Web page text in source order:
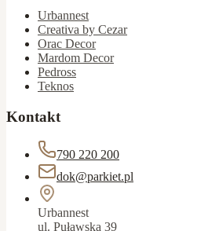
Urbannest
Creativa by Cezar
Orac Decor
Mardom Decor
Pedross
Teknos
Kontakt
790 220 200
dok@parkiet.pl
Urbannest
ul. Puławska 39